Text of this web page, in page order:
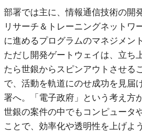
部署では主に、情報通信技術の開
リサーチ＆トレーニングネットワ
に進めるプログラムのマネジメン
ただし開発ゲートウェイは、立ち
たら世銀からスピンアウトさせる
で、活動を軌道にのせ成功を見届
署へ。「電子政府」という考え方
世銀の案件の中でもコンピュータ
ことで、効率化や透明性を上げよ